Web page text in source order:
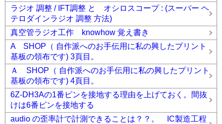
ラジオ 調整 / IFT調整 と オシロスコープ : (スーパー ヘ
テロダインラジオ 調整 方法)
真空管ラジオ工作 knowhow 覚え書き
A SHOP（ 自作派へのお手伝用に私の興したプリント
基板の領布です) 3頁目。
Ａ SHOP（ 自作派へのお手伝用に私の興したプリント
基板の領布です) 4頁目。
6Z-DH3Aの1番ピンを接地する理由を上げておく。間抜
けは6番ピンを接地する
audio の歪率計で計測できることは？？。 IC製造工程